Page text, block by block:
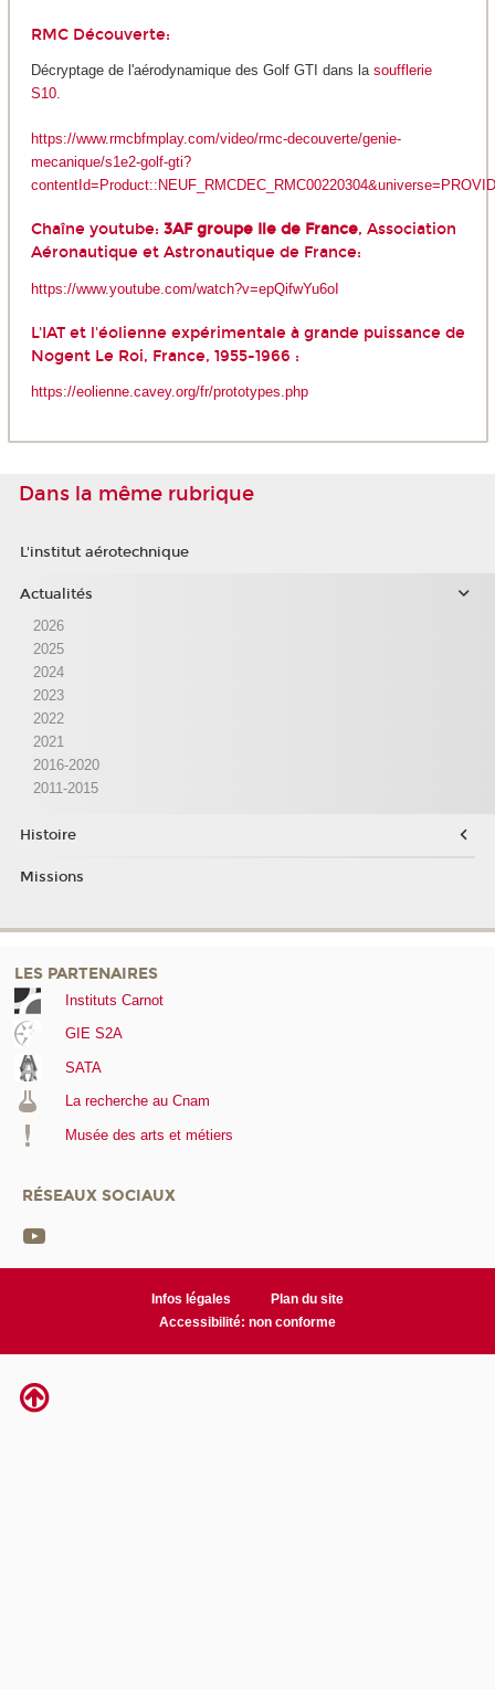
RMC Découverte:
Décryptage de l'aérodynamique des Golf GTI dans la soufflerie
S10.
https://www.rmcbfmplay.com/video/rmc-decouverte/genie-
mecanique/s1e2-golf-gti?
Chaîne youtube: 3AF groupe Ile de France, Association
Aéronautique et Astronautique de France:
https://www.youtube.com/watch?v=epQifwYu6oI
L'IAT et l'éolienne expérimentale à grande puissance de
Nogent Le Roi, France, 1955-1966 :
https://eolienne.cavey.org/fr/prototypes.php
Dans la même rubrique
L'institut aérotechnique
Actualités
2026
2025
2024
2023
2022
2021
2016-2020
2011-2015
Histoire
Missions
LES PARTENAIRES
Instituts Carnot
GIE S2A
SATA
La recherche au Cnam
Musée des arts et métiers
RÉSEAUX SOCIAUX
Infos légales
Plan du site
Accessibilité: non conforme